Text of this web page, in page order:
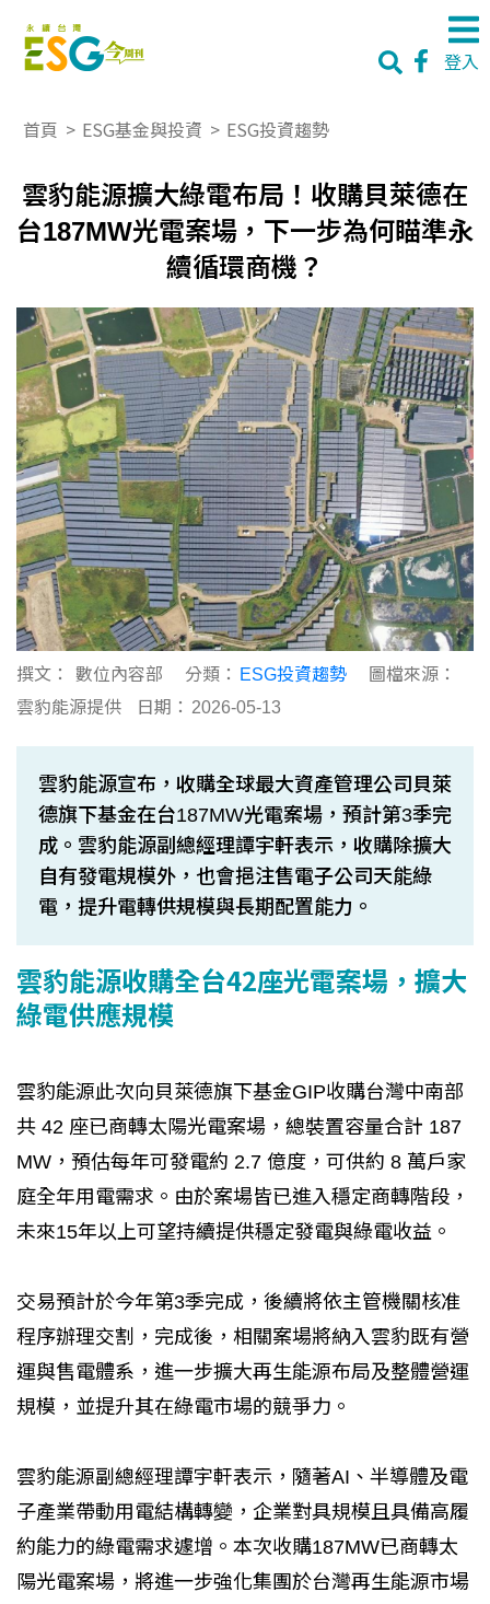
登入
首頁 > ESG基金與投資 > ESG投資趨勢
雲豹能源擴大綠電布局！收購貝萊德在
台187MW光電案場，下一步為何瞄準永
續循環商機？
撰文： 數位內容部 分類： ESG投資趨勢
圖檔來源：
雲豹能源提供
日期： 2026-05-13
雲豹能源宣布，收購全球最大資產管理公司貝萊
德旗下基金在台187MW光電案場，預計第3季完
成。雲豹能源副總經理譚宇軒表示，收購除擴大
自有發電規模外，也會挹注售電子公司天能綠
電，提升電轉供規模與長期配置能力。
雲豹能源收購全台42座光電案場，擴大
綠電供應規模
雲豹能源此次向貝萊德旗下基金GIP收購台灣中南部
共 42 座已商轉太陽光電案場，總裝置容量合計 187
MW，預估每年可發電約 2.7 億度，可供約 8 萬戶家
庭全年用電需求。由於案場皆已進入穩定商轉階段，
未來15年以上可望持續提供穩定發電與綠電收益。
交易預計於今年第3季完成，後續將依主管機關核准
程序辦理交割，完成後，相關案場將納入雲豹既有營
運與售電體系，進一步擴大再生能源布局及整體營運
規模，並提升其在綠電市場的競爭力。
雲豹能源副總經理譚宇軒表示，隨著AI、半導體及電
子產業帶動用電結構轉變，企業對具規模且具備高履
約能力的綠電需求遽增。本次收購187MW已商轉太
陽光電案場，將進一步強化集團於台灣再生能源市場